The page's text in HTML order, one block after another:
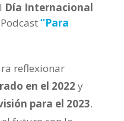
Día Internacional
“Para
reflexionar
en el 2022 y
para el 2023.